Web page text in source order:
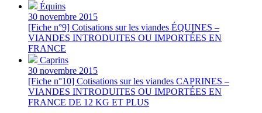
Équins
30 novembre 2015
[Fiche n°9] Cotisations sur les viandes ÉQUINES –
VIANDES INTRODUITES OU IMPORTÉES EN
FRANCE
Caprins
30 novembre 2015
[Fiche n°10] Cotisations sur les viandes CAPRINES –
VIANDES INTRODUITES OU IMPORTÉES EN
FRANCE DE 12 KG ET PLUS